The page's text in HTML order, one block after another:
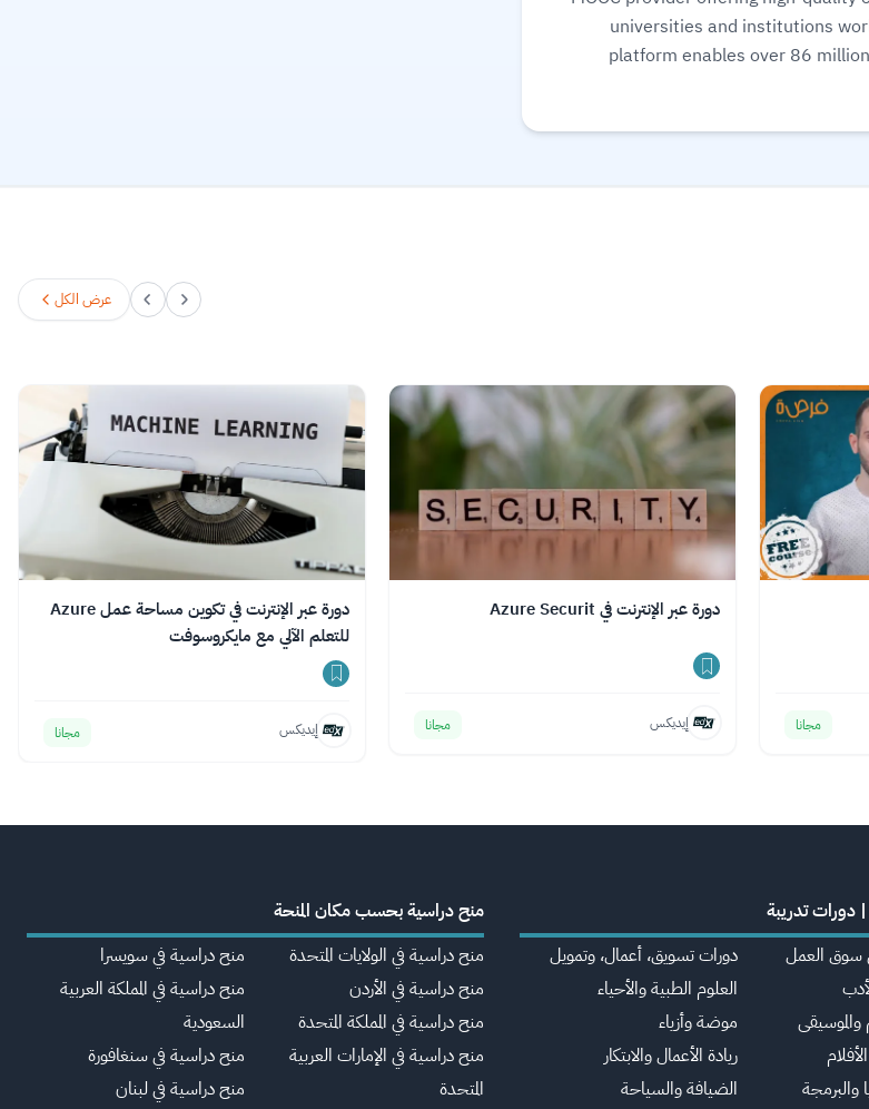
universities and institutions
platform enables over 86
عرض الكل
مجانا
دورة عبر الإنترنت في Azure Securit
إيديكس مجانا
دورة عبر الإنترنت في تكوين مساحة عمل Azure
للتعلم الآلي مع مايكروسوفت
إيديكس مجانا
دورات تدريبة
سوق العمل
والبرمجة
دورات تسويق، أعمال، وتمويل
العلوم الطبية والأحياء
موضة وأزياء
ريادة الأعمال والابتكار
الضيافة والسياحة
منح دراسية بحسب مكان المنحة
منح دراسية في الولايات المتحدة
منح دراسية في الأردن
منح دراسية في المملكة المتحدة
منح دراسية في الإمارات العربية
المتحدة
منح دراسية في سويسرا
منح دراسية في المملكة العربية
السعودية
منح دراسية في سنغافورة
منح دراسية في لبنان